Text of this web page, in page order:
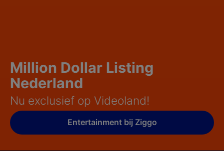
Million Dollar Listing
Nederland
Nu exclusief op Videoland!
Entertainment bij Ziggo